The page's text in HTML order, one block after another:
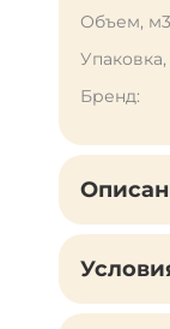
Объем,
Бренд: